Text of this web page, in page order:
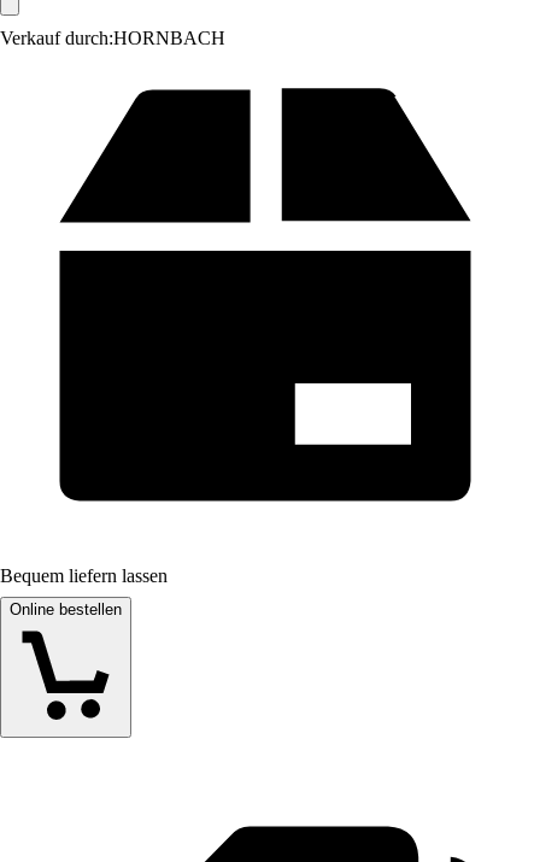
Verkauf durch:HORNBACH
Bequem liefern lassen
Online bestellen